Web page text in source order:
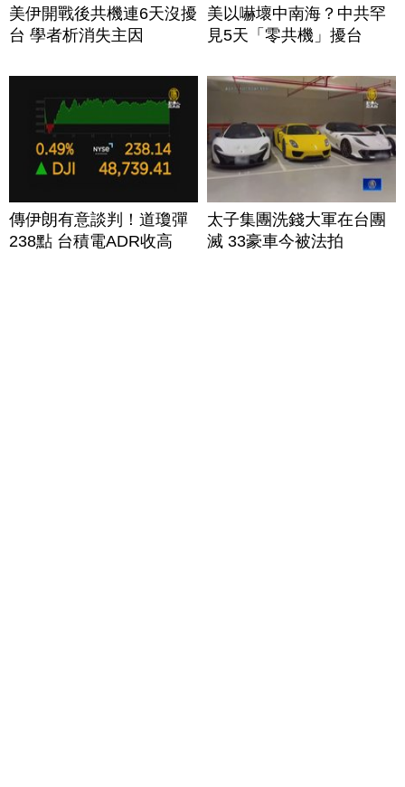
美伊開戰後共機連6天沒擾
台 學者析消失主因
美以嚇壞中南海？中共罕
見5天「零共機」擾台
傳伊朗有意談判！道瓊彈
238點 台積電ADR收高
太子集團洗錢大軍在台團
滅 33豪車今被法拍